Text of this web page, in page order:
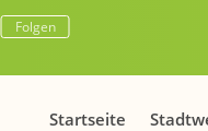
Folgen
Startseite